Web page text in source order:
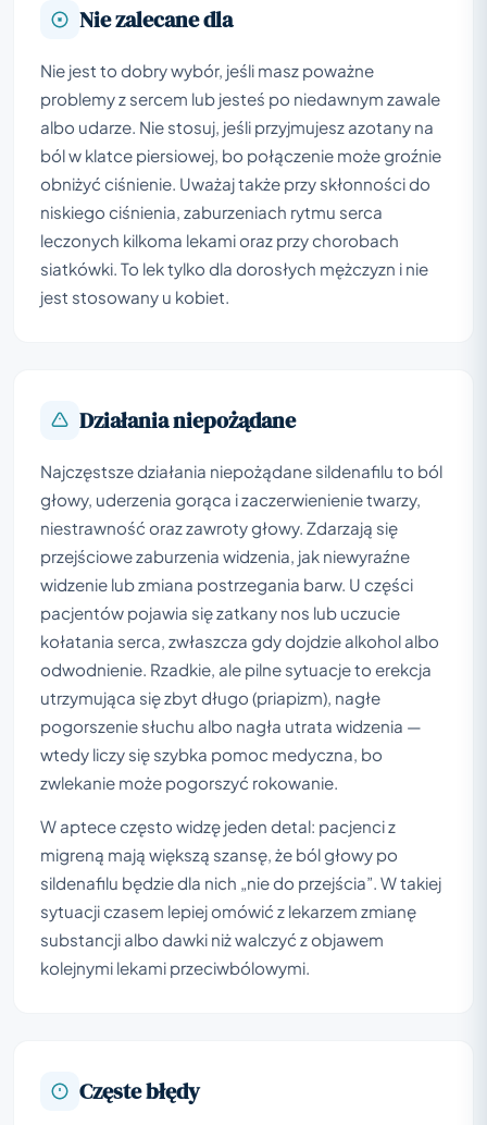
Nie zalecane dla
Nie jest to dobry wybór, jeśli masz poważne
problemy z sercem lub jesteś po niedawnym zawale
albo udarze. Nie stosuj, jeśli przyjmujesz azotany na
ból w klatce piersiowej, bo połączenie może groźnie
obniżyć ciśnienie. Uważaj także przy skłonności do
niskiego ciśnienia, zaburzeniach rytmu serca
leczonych kilkoma lekami oraz przy chorobach
siatkówki. To lek tylko dla dorosłych mężczyzn i nie
jest stosowany u kobiet.
Działania niepożądane
Najczęstsze działania niepożądane sildenafilu to ból
głowy, uderzenia gorąca i zaczerwienienie twarzy,
niestrawność oraz zawroty głowy. Zdarzają się
przejściowe zaburzenia widzenia, jak niewyraźne
widzenie lub zmiana postrzegania barw. U części
pacjentów pojawia się zatkany nos lub uczucie
kołatania serca, zwłaszcza gdy dojdzie alkohol albo
odwodnienie. Rzadkie, ale pilne sytuacje to erekcja
utrzymująca się zbyt długo (priapizm), nagłe
pogorszenie słuchu albo nagła utrata widzenia —
wtedy liczy się szybka pomoc medyczna, bo
zwlekanie może pogorszyć rokowanie.
W aptece często widzę jeden detal: pacjenci z
migreną mają większą szansę, że ból głowy po
sildenafilu będzie dla nich „nie do przejścia”. W takiej
sytuacji czasem lepiej omówić z lekarzem zmianę
substancji albo dawki niż walczyć z objawem
kolejnymi lekami przeciwbólowymi.
Częste błędy